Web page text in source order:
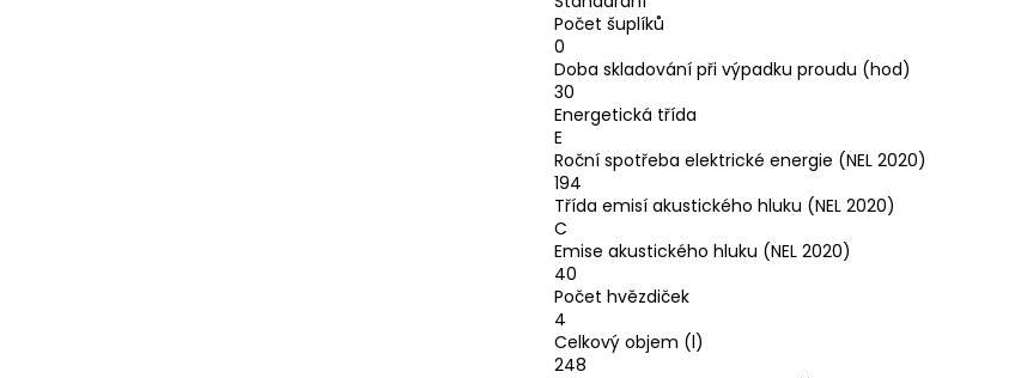
Počet šuplíků
0
Doba skladování při výpadku proudu (hod)
30
Energetická třída
E
Roční spotřeba elektrické energie (NEL 2020)
194
Třída emisí akustického hluku (NEL 2020)
C
Emise akustického hluku (NEL 2020)
40
Počet hvězdiček
4
Celkový objem (l)
248